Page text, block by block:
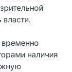
временно
наличия